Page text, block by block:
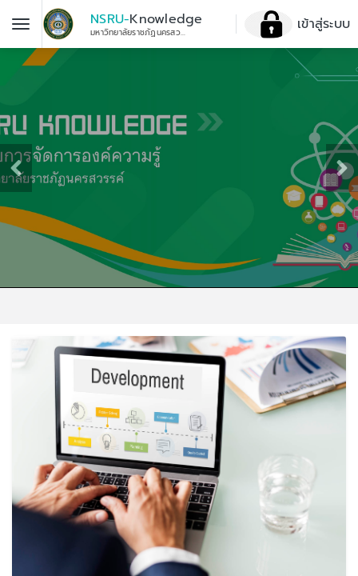
NSRU-Knowledge
มหาวิทยาลัยราชภัฏนครสวรรค์ เข้าสู่ระบบ